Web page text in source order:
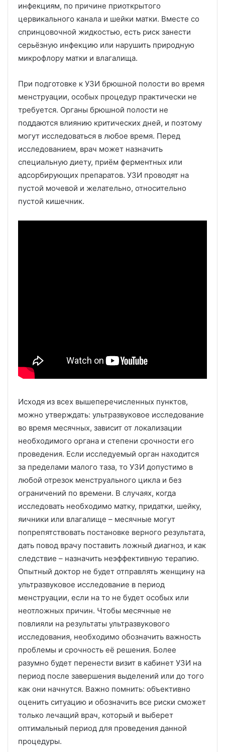
инфекциям, по причине приоткрытого
цервикального канала и шейки матки. Вместе со
спринцовочной жидкостью, есть риск занести
серьёзную инфекцию или нарушить природную
микрофлору матки и влагалища.
При подготовке к УЗИ брюшной полости во время
менструации, особых процедур практически не
требуется. Органы брюшной полости не
поддаются влиянию критических дней, и поэтому
могут исследоваться в любое время. Перед
исследованием, врач может назначить
специальную диету, приём ферментных или
адсорбирующих препаратов. УЗИ проводят на
пустой мочевой и желательно, относительно
пустой кишечник.
Исходя из всех вышеперечисленных пунктов,
можно утверждать: ультразвуковое исследование
во время месячных, зависит от локализации
необходимого органа и степени срочности его
проведения. Если исследуемый орган находится
за пределами малого таза, то УЗИ допустимо в
любой отрезок менструального цикла и без
ограничений по времени. В случаях, когда
исследовать необходимо матку, придатки, шейку,
яичники или влагалище – месячные могут
попрепятствовать постановке верного результата,
дать повод врачу поставить ложный диагноз, и как
следствие – назначить неэффективную терапию.
Опытный доктор не будет отправлять женщину на
ультразвуковое исследование в период
менструации, если на то не будет особых или
неотложных причин. Чтобы месячные не
повлияли на результаты ультразвукового
исследования, необходимо обозначить важность
проблемы и срочность её решения. Более
разумно будет перенести визит в кабинет УЗИ на
период после завершения выделений или до того
как они начнутся. Важно помнить: объективно
оценить ситуацию и обозначить все риски сможет
только лечащий врач, который и выберет
оптимальный период для проведения данной
процедуры.